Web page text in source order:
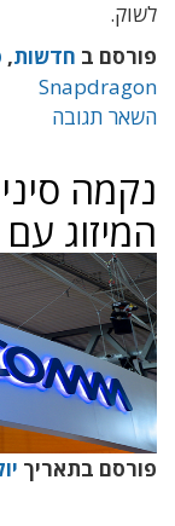
לשוק.
פורסם ב חדשות,
Snapdragon
השאר תגובה
נקמה
המיזוג עם NXP
פורסם בתאריך יולי